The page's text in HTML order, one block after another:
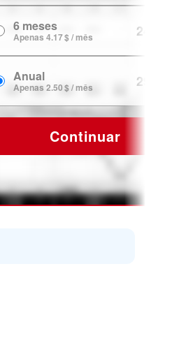
6 meses
Apenas 4.17 $ / mês 24.99 $
Anual
Apenas 2.50 $ / mês 29.99 $
Continuar